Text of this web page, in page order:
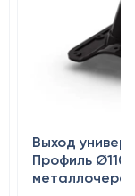
Выход
Профиль